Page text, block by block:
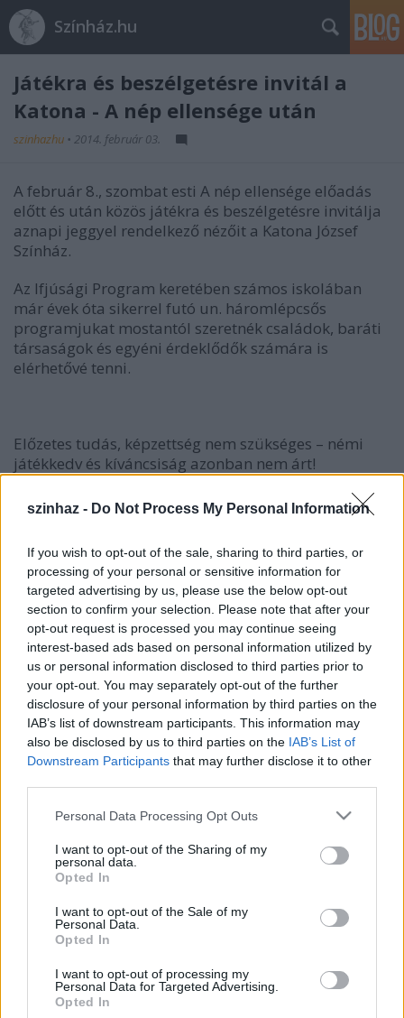
szinhaz - Do Not Process My Personal Information
If you wish to opt-out of the sale, sharing to third parties, or
processing of your personal or sensitive information for
targeted advertising by us, please use the below opt-out
section to confirm your selection. Please note that after your
opt-out request is processed you may continue seeing
interest-based ads based on personal information utilized by
us or personal information disclosed to third parties prior to
your opt-out. You may separately opt-out of the further
disclosure of your personal information by third parties on the
IAB’s list of downstream participants. This information may
also be disclosed by us to third parties on the IAB’s List of
Downstream Participants that may further disclose it to other
Please note that this website/app uses one or more Google
not limited to your visit or usage behaviour. You may click to
grant or deny consent to Google and its third-party tags to
use your data for below specified purposes in below Google
consent section.
Personal Data Processing Opt Outs
I want to opt-out of the Sharing of my
personal data.
Opted In
I want to opt-out of the Sale of my
Personal Data.
Opted In
I want to opt-out of processing my
Personal Data for Targeted Advertising.
Opted In
Színház.hu
Játékra és beszélgetésre invitál a
Katona - A nép ellensége után
szinhazhu • 2014. február 03.
A február 8., szombat esti A nép ellensége előadás
előtt és után közös játékra és beszélgetésre invitálja
aznapi jeggyel rendelkező nézőit a Katona József
Színház.
Az Ifjúsági Program keretében számos iskolában
már évek óta sikerrel futó un. háromlépcsős
programjukat mostantól szeretnék családok, baráti
társaságok és egyéni érdeklődők számára is
elérhetővé tenni.
Előzetes tudás, képzettség nem szükséges – némi
játékkedv és kíváncsiság azonban nem árt!
A programon való részvétel ingyenes, de
regisztrációhoz kötött: A jelentkezéseket február
6.,csütörtök éjfélig várják az edu@katonaszinhaz.hu
email címre. (Ezen a címen jegyigényeket
nem fogadnak, csak a színházpedagógiai
regisztrációkat.) A minimum létszám 15,
a maximum 30 fő.
A program résztvevőit február 8-­án délután 17
órakor várják a színház főbejáratánál.